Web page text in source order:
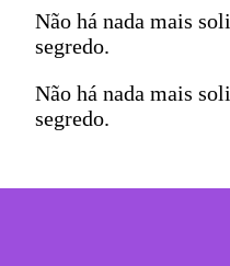
Não há nada mais
segredo.
Não há nada mais
segredo.